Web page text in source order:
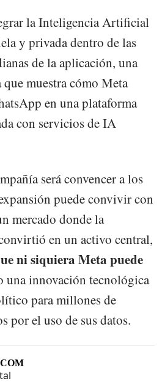
la Inteligencia Artificial
y privada dentro de las
de la aplicación, una
muestra cómo Meta
en una plataforma
con servicios de IA
será convencer a los
puede convivir con
mercado donde la
en un activo central,
ni siquiera Meta puede
una innovación tecnológica
para millones de
por el uso de sus datos.